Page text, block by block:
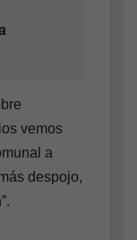
vemos
a
despojo,